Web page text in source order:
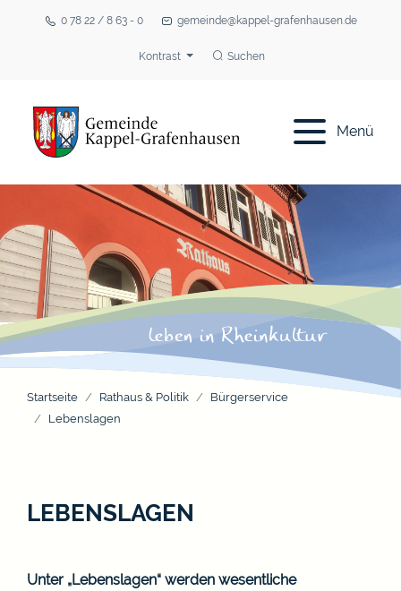
0 78 22 / 8 63 - 0 gemeinde@kappel-grafenhausen.de
Kontrast Suchen
Menü
Startseite Rathaus & Politik
Bürgerservice
Lebenslagen
LEBENSLAGEN
Unter „Lebenslagen“ werden wesentliche